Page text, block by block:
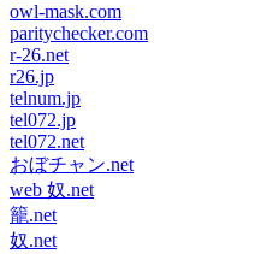
owl-mask.com
paritychecker.com
r-26.net
r26.jp
telnum.jp
tel072.jp
tel072.net
おぼチャン.net
web 奴.net
籠.net
奴.net